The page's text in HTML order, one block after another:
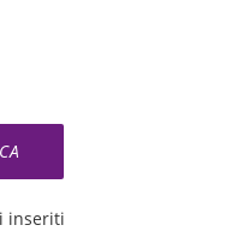
inseriti